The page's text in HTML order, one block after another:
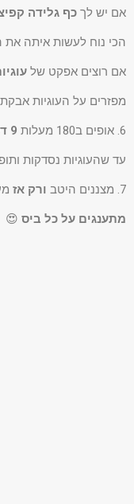
אם יש לך כף גלידה
הכי נוח לעשות איתה את
אם רוצים אפקט של
מפזרים על העוגיות
6. אופים ב180 מעלות 9 דקות בלבד
עד שהעוגיות נסדקות
7. מצננים היטב ורק אז
מתענגים על כל ביס 😍